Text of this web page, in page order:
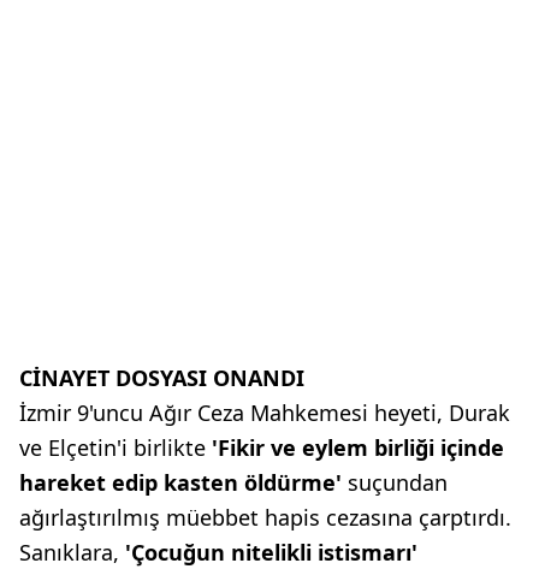
CİNAYET DOSYASI ONANDI
İzmir 9'uncu Ağır Ceza Mahkemesi heyeti, Durak
ve Elçetin'i birlikte 'Fikir ve eylem birliği içinde
hareket edip kasten öldürme' suçundan
ağırlaştırılmış müebbet hapis cezasına çarptırdı.
Sanıklara, 'Çocuğun nitelikli istismarı'